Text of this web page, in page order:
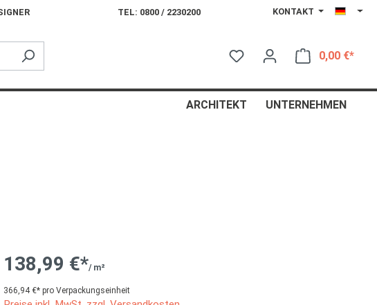
TEL: 0800 / 2230200 KONTAKT
0,00 €*
ARCHITEKT UNTERNEHMEN
138,99 €*/ m²
366,94 €* pro Verpackungseinheit